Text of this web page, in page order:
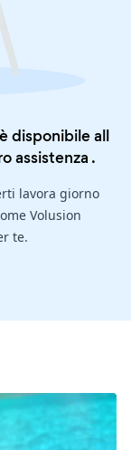
disponibile all
assistenza .
lavora giorno
Volusion
te.